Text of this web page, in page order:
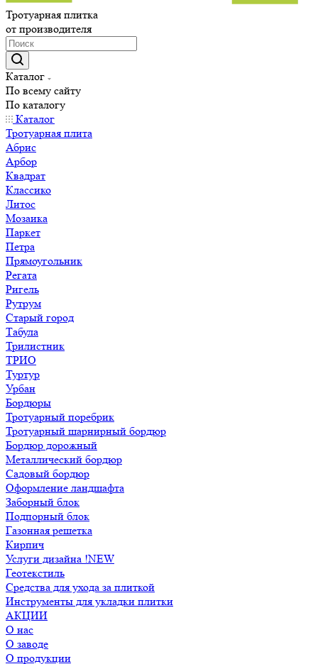
Тротуарная плитка
от производителя
Каталог
По всему сайту
По каталогу
Каталог
Тротуарная плита
Абрис
Арбор
Квадрат
Классико
Литос
Мозаика
Паркет
Петра
Прямоугольник
Регата
Ригель
Рутрум
Старый город
Табула
Трилистник
ТРИО
Туртур
Урбан
Бордюры
Тротуарный поребрик
Тротуарный шарнирный бордюр
Бордюр дорожный
Металлический бордюр
Садовый бордюр
Оформление ландшафта
Заборный блок
Подпорный блок
Газонная решетка
Кирпич
Услуги дизайна !NEW
Геотекстиль
Средства для ухода за плиткой
Инструменты для укладки плитки
АКЦИИ
О нас
О заводе
О продукции